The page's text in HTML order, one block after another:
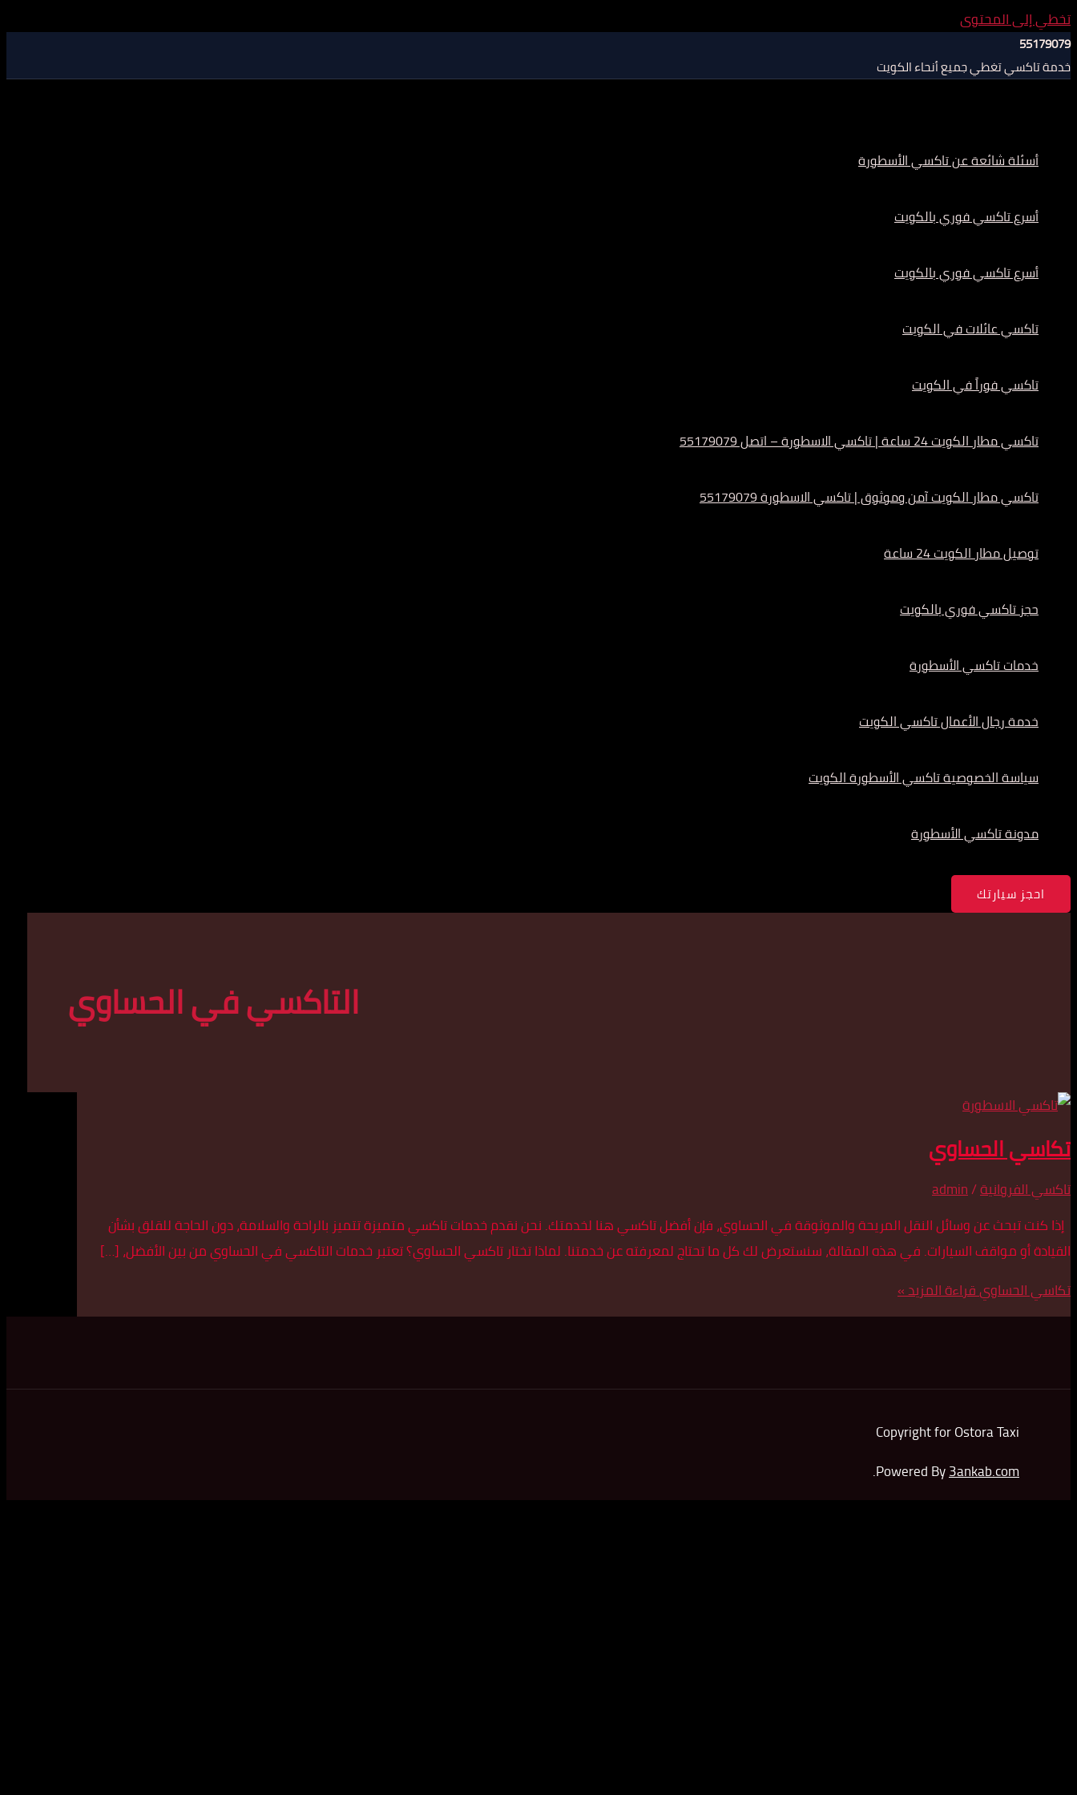
تخطي إلى المحتوى
55179079
خدمة تاكسي تغطي جميع أنحاء الكويت
أسئلة شائعة عن تاكسي الأسطورة
أسرع تاكسي فوري بالكويت
أسرع تاكسي فوري بالكويت
تاكسي عائلات في الكويت
تاكسي فوراً في الكويت
تاكسي مطار الكويت 24 ساعة | تاكسي الاسطورة – اتصل 55179079
تاكسي مطار الكويت آمن وموثوق | تاكسي الاسطورة 55179079
توصيل مطار الكويت 24 ساعة
حجز تاكسي فوري بالكويت
خدمات تاكسي الأسطورة
خدمة رجال الأعمال تاكسي الكويت
سياسة الخصوصية تاكسي الأسطورة الكويت
مدونة تاكسي الأسطورة
احجز سيارتك
التاكسي في الحساوي
تكاسي الحساوي
تاكسي الفروانية/
admin
إذا كنت تبحث عن وسائل النقل المريحة والموثوقة في الحساوي، فإن أفضل تاكسي هنا لخدمتك. نحن نقدم خدمات تاكسي متميزة تتميز بالراحة والسلامة، دون الحاجة للقلق بشأن
القيادة أو مواقف السيارات. في هذه المقالة، سنستعرض لك كل ما تحتاج لمعرفته عن خدمتنا. لماذا تختار تاكسي الحساوي؟ تعتبر خدمات التاكسي في الحساوي من بين الأفضل، […]
تكاسي الحساويقراءة المزيد »
Copyright for Ostora Taxi
Powered By3ankab.com
.